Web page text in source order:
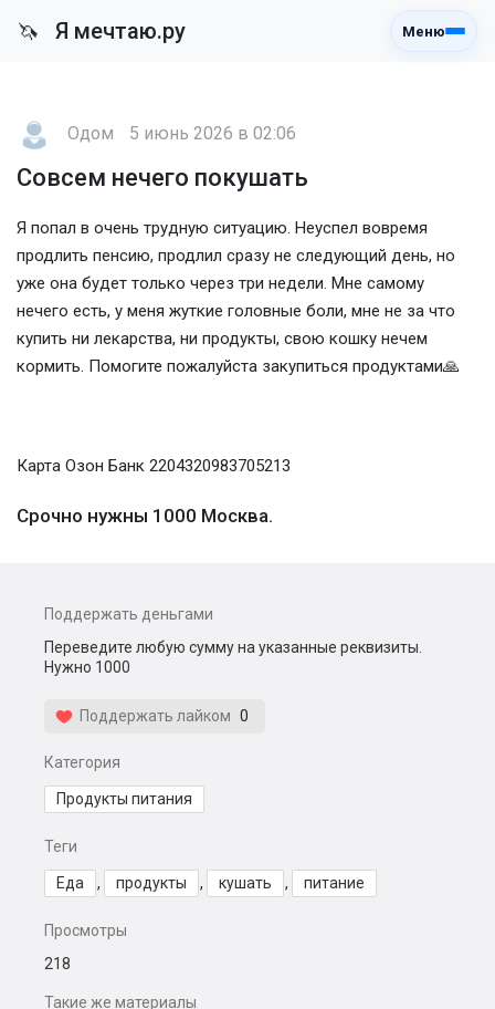
🦄 Я мечтаю.ру Меню
Одом 5 июнь 2026 в 02:06
Совсем нечего покушать
Я попал в очень трудную ситуацию. Неуспел вовремя
продлить пенсию, продлил сразу не следующий день, но
уже она будет только через три недели. Мне самому
нечего есть, у меня жуткие головные боли, мне не за что
купить ни лекарства, ни продукты, свою кошку нечем
кормить. Помогите пожалуйста закупиться продуктами🙏
Карта Озон Банк 2204320983705213
Срочно нужны 1000 Москва.
Поддержать деньгами
Переведите любую сумму на указанные реквизиты.
Нужно 1000
Поддержать лайком 0
Категория
Продукты питания
Теги
Еда , продукты , кушать , питание
Просмотры
218
Такие же материалы